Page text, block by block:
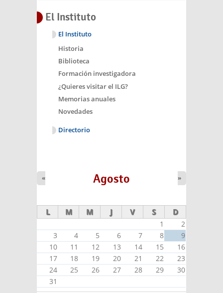
El Instituto
El Instituto
Historia
Biblioteca
Formación investigadora
¿Quieres visitar el ILG?
Memorias anuales
Novedades
Directorio
Agosto
« »
L M M J V S D
1
2
3
4 5 6 7 8
9
10
11 12 13 14 15
16
17
18 19 20 21 22
23
24
25 26 27 28 29
30
31